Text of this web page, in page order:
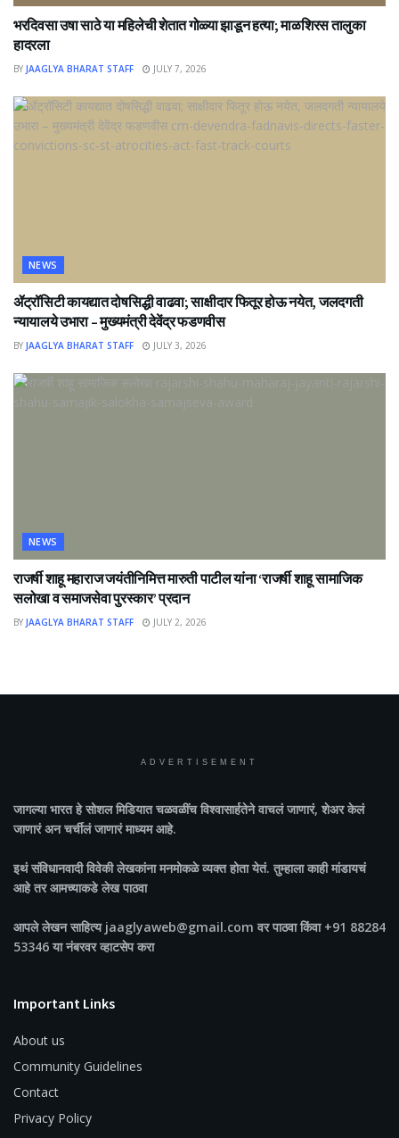
भरदिवसा उषा साठे या महिलेची शेतात गोळ्या झाडून हत्या; माळशिरस तालुका
हादरला
BY JAAGLYA BHARAT STAFF JULY 7, 2026
NEWS
ॲट्रॉसिटी कायद्यात दोषसिद्धी वाढवा; साक्षीदार फितूर होऊ नयेत, जलदगती
न्यायालये उभारा – मुख्यमंत्री देवेंद्र फडणवीस
BY JAAGLYA BHARAT STAFF JULY 3, 2026
NEWS
राजर्षी शाहू महाराज जयंतीनिमित्त मारुती पाटील यांना ‘राजर्षी शाहू सामाजिक
सलोखा व समाजसेवा पुरस्कार’ प्रदान
BY JAAGLYA BHARAT STAFF JULY 2, 2026
ADVERTISEMENT
जागल्या भारतहे सोशल मिडियात चळवळींच विश्वासार्हतेने वाचलं जाणारं, शेअर केलं
जाणारं अन चर्चीलं जाणारं माध्यम आहे.
इथं संविधानवादी विवेकी लेखकांना मनमोकळे व्यक्त होता येतं. तुम्हाला काही मांडायचं
आहे तर आमच्याकडे लेख पाठवा
आपले लेखन साहित्य jaaglyaweb@gmail.com वर पाठवा किंवा +91 88284
53346 या नंबरवर व्हाटसेप करा
Important Links
About us
Community Guidelines
Contact
Privacy Policy